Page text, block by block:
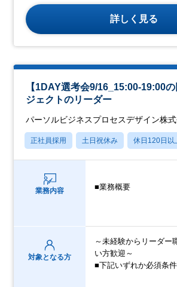
詳しく見る
【1DAY選考会9/16_15:00-19:00
ジェクトのリーダー
パーソルビジネスプロセスデザイン株
正社員採用 土日祝休み 休日120日以
業務内容 ■業務概要
対象となる方
～未経験からリーダー
い方歓迎～
■下記いずれか必須条件